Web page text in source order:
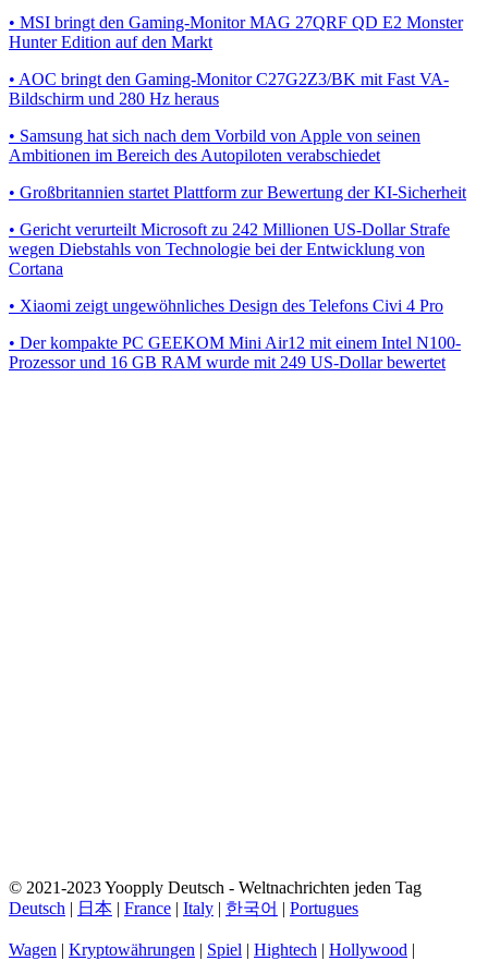
• MSI bringt den Gaming-Monitor MAG 27QRF QD E2 Monster
Hunter Edition auf den Markt
• AOC bringt den Gaming-Monitor C27G2Z3/BK mit Fast VA-
Bildschirm und 280 Hz heraus
• Samsung hat sich nach dem Vorbild von Apple von seinen
Ambitionen im Bereich des Autopiloten verabschiedet
• Großbritannien startet Plattform zur Bewertung der KI-Sicherheit
• Gericht verurteilt Microsoft zu 242 Millionen US-Dollar Strafe
wegen Diebstahls von Technologie bei der Entwicklung von
Cortana
• Xiaomi zeigt ungewöhnliches Design des Telefons Civi 4 Pro
• Der kompakte PC GEEKOM Mini Air12 mit einem Intel N100-
Prozessor und 16 GB RAM wurde mit 249 US-Dollar bewertet
© 2021-2023 Yoopply Deutsch - Weltnachrichten jeden Tag
Deutsch | 日本 | France | Italy | 한국어 | Portugues
Wagen | Kryptowährungen | Spiel | Hightech | Hollywood |